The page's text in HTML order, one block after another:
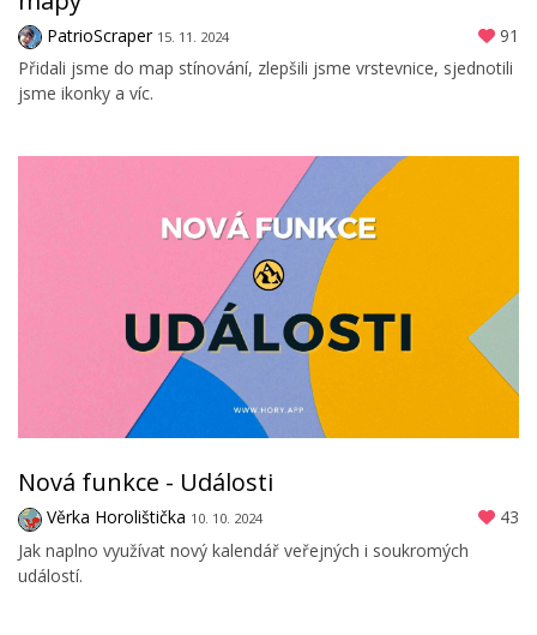
PatrioScraper 15. 11. 2024
91
Přidali jsme do map stínování, zlepšili jsme vrstevnice, sjednotili
jsme ikonky a víc.
Nová funkce - Události
Věrka Horolištička 10. 10. 2024
43
Jak naplno využívat nový kalendář veřejných i soukromých
událostí.